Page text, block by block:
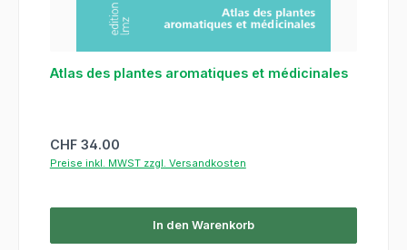
Atlas des plantes aromatiques et médicinales
Regulärer Preis:
CHF 34.00
Preise inkl. MWST zzgl. Versandkosten
In den Warenkorb